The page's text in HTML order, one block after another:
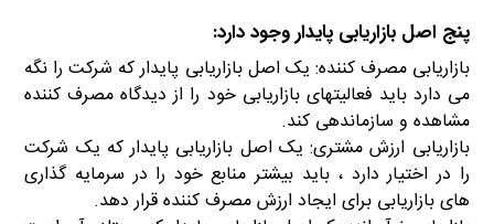
پنج اصل بازاریابی پایدار وجود دارد:
بازاریابی مصرف کننده: یک اصل بازاریابی پایدار که شرکت را نگه
می دارد باید فعالیتهای بازاریابی خود را از دیدگاه مصرف کننده
مشاهده و سازماندهی کند.
بازاریابی ارزش مشتری: یک اصل بازاریابی پایدار که یک شرکت
را در اختیار دارد ، باید بیشتر منابع خود را در سرمایه گذاری
های بازاریابی برای ایجاد ارزش مصرف کننده قرار دهد.